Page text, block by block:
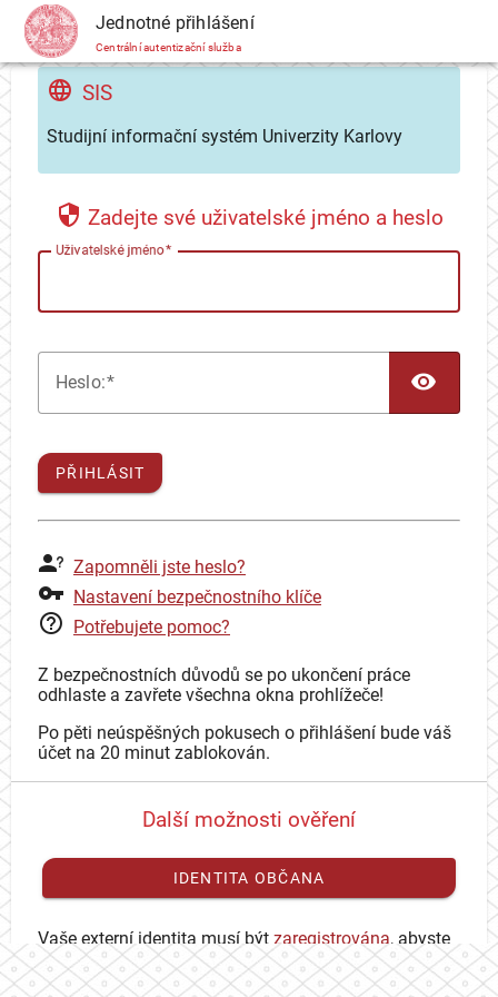
CAS Jednotné přihlášení
Centrální autentizační služba
SIS
Studijní informační systém Univerzity Karlovy
Zadejte své uživatelské jméno a heslo
Uživatelské jméno
Heslo:
PŘIHLÁSIT
Zapomněli jste heslo?
Nastavení bezpečnostního klíče
Potřebujete pomoc?
Z bezpečnostních důvodů se po ukončení práce
odhlaste a zavřete všechna okna prohlížeče!
Po pěti neúspěšných pokusech o přihlášení bude váš
účet na 20 minut zablokován.
Další možnosti ověření
IDENTITA OBČANA
Vaše externí identita musí být zaregistrována, abyste
se mohli přihlásit ke svému CAS účtu.